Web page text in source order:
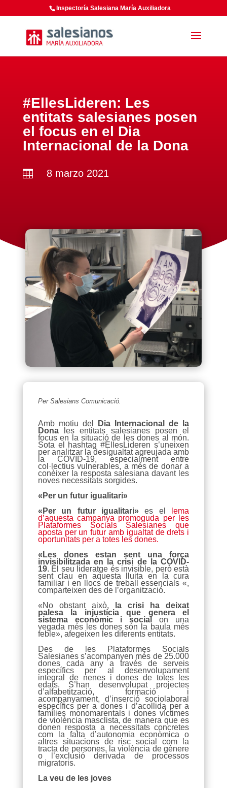
Inspectoría Salesiana María Auxiliadora
#EllesLideren: Les
entitats salesianes posen
el focus en el Dia
Internacional de la Dona
 8 marzo 2021
Per Salesians Comunicació.
Amb motiu del
Dia Internacional de la
Donales entitats salesianes posen el
focus en la situació de les dones al món.
Sota el hashtag #EllesLideren s’uneixen
per analitzar la desigualtat agreujada amb
la COVID-19, especialment entre
col·lectius vulnerables, a més de donar a
conèixer la resposta salesiana davant les
noves necessitats sorgides.
«Per un futur igualitari»
«Per un futur igualitari»
es el
lema
d’aquesta campanya promoguda per les
Plataformes Socials Salesianes que
aposta per un futur amb igualtat de drets i
oportunitats per a totes les dones.
«Les dones estan sent una força
invisibilitzada en la crisi de la COVID-
19. El seu lideratge és invisible, però està
sent clau en aquesta lluita en la cura
familiar i en llocs de treball essencials «,
comparteixen des de l’organització.
«No obstant això,
la crisi ha deixat
palesa la injustícia que genera el
sistema econòmic i socialon una
vegada més les dones són la baula més
feble», afegeixen les diferents entitats.
Des de les Plataformes Socials
Salesianes s’acompanyen més de 25.000
dones cada any a través de serveis
específics per al desenvolupament
integral de nenes i dones de totes les
edats. S’han desenvolupat projectes
d’alfabetització, formació i
acompanyament, d’inserció sociolaboral
específics per a dones i d’acollida per a
famílies monomarentals i dones víctimes
de violència masclista, de manera que es
donen resposta a necessitats concretes
com la falta d’autonomia econòmica o
altres situacions de risc social com la
tracta de persones, la violència de gènere
o l’exclusió derivada de processos
migratoris.
La veu de les joves